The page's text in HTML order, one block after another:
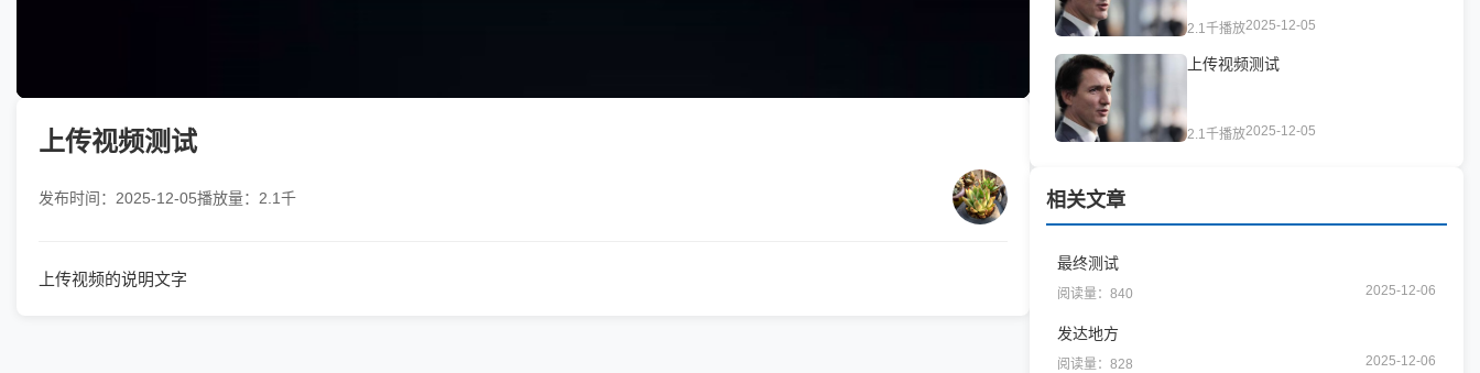
上传视频测试
发布时间：2025-12-05播放量：2.1千
上传视频的说明文字
2.1千播放2025-12-05
上传视频测试
2.1千播放2025-12-05
相关文章
最终测试
阅读量：840 2025-12-06
发达地方
阅读量：828 2025-12-06